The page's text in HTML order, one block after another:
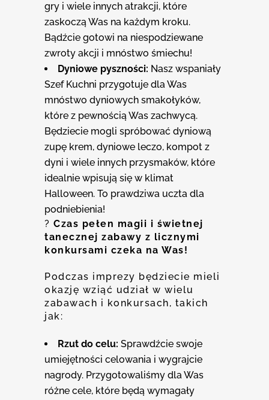
gry i wiele innych atrakcji, które
zaskoczą Was na każdym kroku.
Bądźcie gotowi na niespodziewane
zwroty akcji i mnóstwo śmiechu!
Dyniowe pyszności: Nasz wspaniały
Szef Kuchni przygotuje dla Was
mnóstwo dyniowych smakołyków,
które z pewnością Was zachwycą.
Będziecie mogli spróbować dyniową
zupę krem, dyniowe leczo, kompot z
dyni i wiele innych przysmaków, które
idealnie wpisują się w klimat
Halloween. To prawdziwa uczta dla
podniebienia!
? Czas pełen magii i świetnej
tanecznej zabawy z licznymi
konkursami czeka na Was!
Podczas imprezy będziecie mieli
okazję wziąć udział w wielu
zabawach i konkursach, takich
jak:
Rzut do celu: Sprawdźcie swoje
umiejętności celowania i wygrajcie
nagrody. Przygotowaliśmy dla Was
różne cele, które będą wymagały